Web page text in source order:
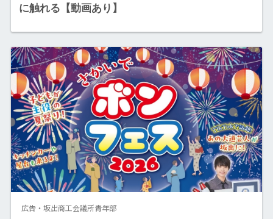
に触れる【動画あり】